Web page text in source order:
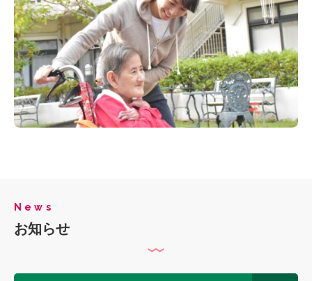
News
お知らせ